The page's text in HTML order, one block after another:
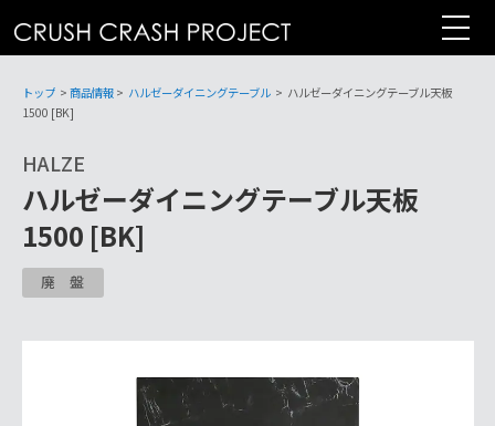
テ
トップ > 商品情報> ハルゼーダイニングテーブル > ハルゼーダイニングテーブル天板
1500 [BK]
HALZE
ハルゼーダイニングテーブル天板
1500 [BK]
廃盤